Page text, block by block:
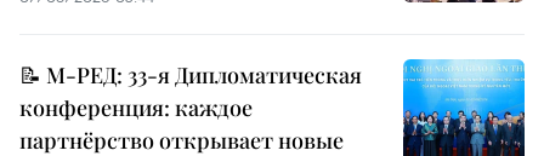
📝 М-РЕД: 33-я Дипломатическая
конференция: каждое
партнёрство открывает новые